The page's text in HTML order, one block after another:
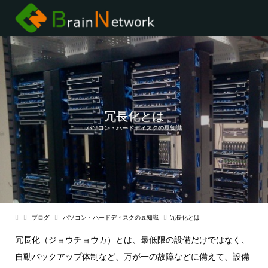
冗長化とは
パソコン・ハードディスクの豆知識
ブログ パソコン・ハードディスクの豆知識 冗長化とは
冗長化（ジョウチョウカ）とは、最低限の設備だけではなく、
自動バックアップ体制など、万が一の故障などに備えて、設備